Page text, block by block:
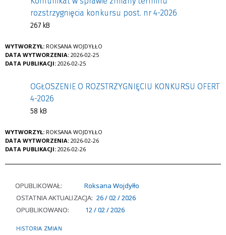
rozstrzygnięcia konkursu post. nr 4-2026
267 kB
WYTWORZYŁ: ROKSANA WOJDYŁŁO
DATA WYTWORZENIA: 2026-02-25
DATA PUBLIKACJI: 2026-02-25
OGŁOSZENIE O ROZSTRZYGNIĘCIU KONKURSU OFERT
4-2026
58 kB
WYTWORZYŁ: ROKSANA WOJDYŁŁO
DATA WYTWORZENIA: 2026-02-26
DATA PUBLIKACJI: 2026-02-26
OPUBLIKOWAŁ:
Roksana Wojdyłło
OSTATNIA AKTUALIZACJA: 26 / 02 / 2026
OPUBLIKOWANO:
12 / 02 / 2026
HISTORIA ZMIAN